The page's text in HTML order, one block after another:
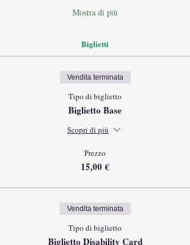
Mostra di più
Biglietti
Vendita terminata
Tipo di biglietto
Biglietto Base
Scopri di più
Prezzo
15,00 €
Vendita terminata
Tipo di biglietto
Biglietto Disability Card